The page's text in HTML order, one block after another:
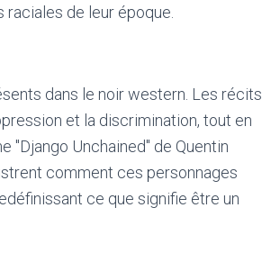
de leur époque.
dans le noir western. Les récits
et la discrimination, tout en
"Django Unchained" de Quentin
comment ces personnages
ce que signifie être un